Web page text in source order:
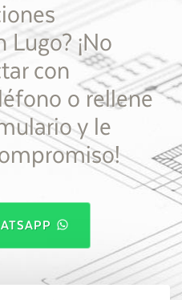
¡No
con
o rellene
y le